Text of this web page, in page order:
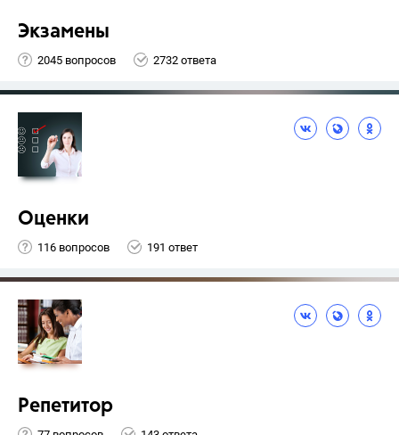
Экзамены
2045 вопросов 2732 ответа
Оценки
116 вопросов 191 ответ
Репетитор